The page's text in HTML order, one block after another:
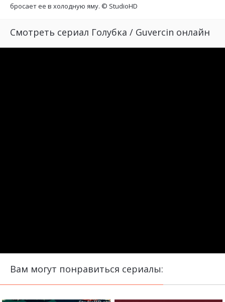
бросает ее в холодную яму. © StudioHD
Смотреть сериал Голубка / Guvercin онлайн
Вам могут понравиться сериалы: